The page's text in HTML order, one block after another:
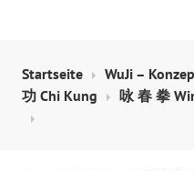
Startseite WuJi –
功 Chi Kung
咏 春 拳